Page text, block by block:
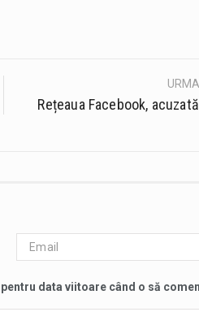
Rețeaua Facebook,
data viitoare când o să